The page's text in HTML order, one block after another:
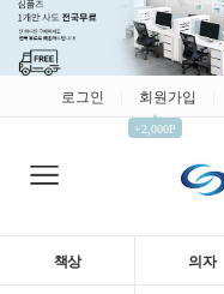
로그인 회원가입
▲
+2,000P
책상 의자